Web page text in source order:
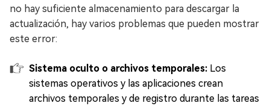
no hay suficiente almacenamiento para descargar la
actualización, hay varios problemas que pueden mostrar
este error:
Sistema oculto o archivos temporales: Los
sistemas operativos y las aplicaciones crean
archivos temporales y de registro durante las tareas